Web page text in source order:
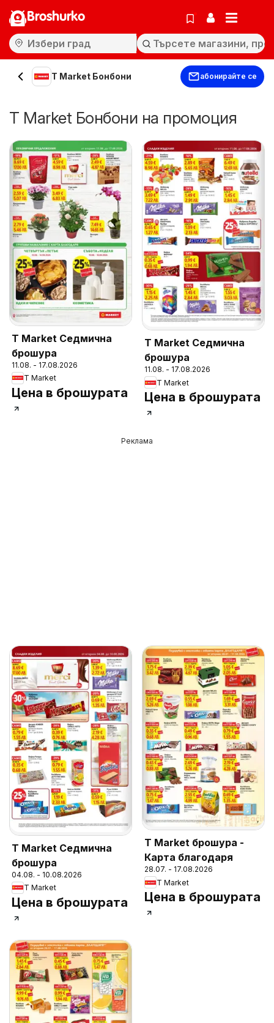
Broshurko
T Market Бонбони абонирайте се
T Market Бонбони на промоция
T Market Седмична
брошура
11.08. - 17.08.2026
T Market
Цена в брошурата
T Market Седмична
брошура
11.08. - 17.08.2026
T Market
Цена в брошурата
Реклама
T Market Седмична
брошура
04.08. - 10.08.2026
T Market
Цена в брошурата
T Market брошура -
Карта благодаря
28.07. - 17.08.2026
T Market
Цена в брошурата